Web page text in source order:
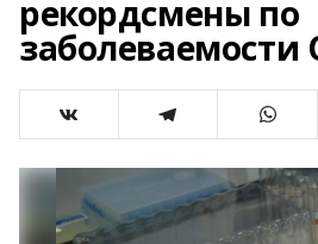
рекордсмены по